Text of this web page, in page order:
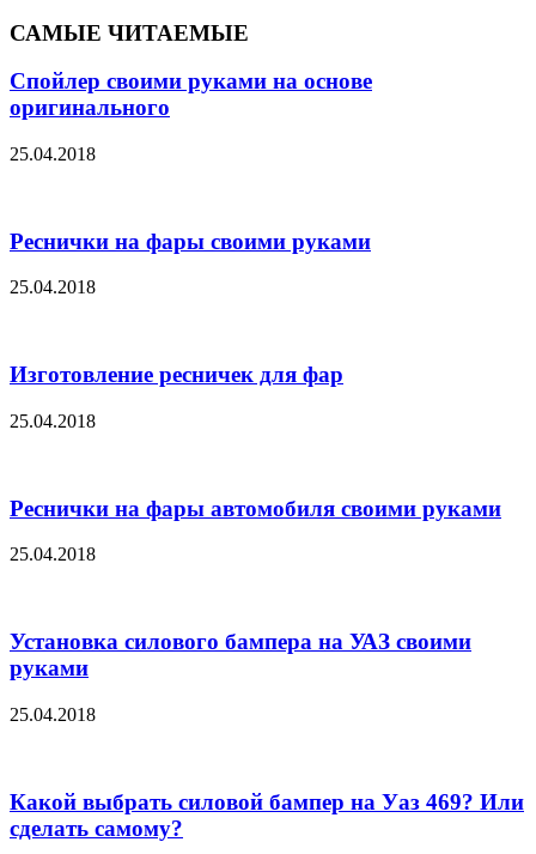
САМЫЕ ЧИТАЕМЫЕ
Спойлер своими руками на основе
оригинального
25.04.2018
Реснички на фары своими руками
25.04.2018
Изготовление ресничек для фар
25.04.2018
Реснички на фары автомобиля своими руками
25.04.2018
Установка силового бампера на УАЗ своими
руками
25.04.2018
Какой выбрать силовой бампер на Уаз 469? Или
сделать самому?